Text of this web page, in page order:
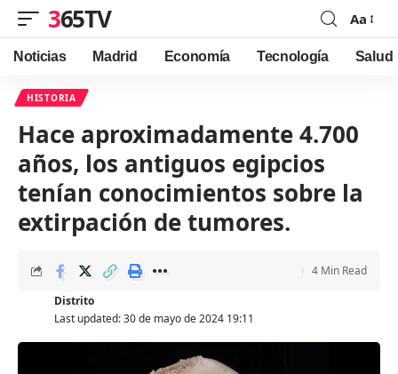
365TV
Font
Resizer
Aa
Noticias Madrid Economía Tecnología Salud
HISTORIA
Hace aproximadamente 4.700
años, los antiguos egipcios
tenían conocimientos sobre la
extirpación de tumores.
Last updated: 30 de mayo de 2024 19:11
Distrito
4 Min Read